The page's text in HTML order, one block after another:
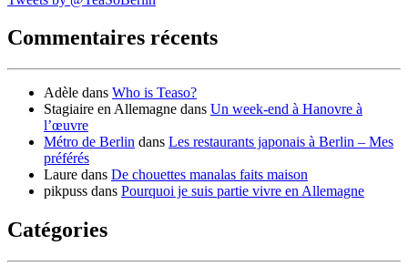
Commentaires récents
Adèle dans Who is Teaso?
Stagiaire en Allemagne dans Un week-end à Hanovre à
l’œuvre
Métro de Berlin dans Les restaurants japonais à Berlin – Mes
préférés
Laure dans De chouettes manalas faits maison
pikpuss dans Pourquoi je suis partie vivre en Allemagne
Catégories